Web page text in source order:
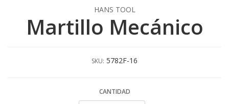
HANS TOOL
Martillo Mecánico
SKU: 5782F-16
CANTIDAD